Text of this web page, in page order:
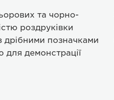
та чорно-
роздруківки
дрібними позначками
для демонстрації